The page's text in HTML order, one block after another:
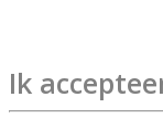
Ik